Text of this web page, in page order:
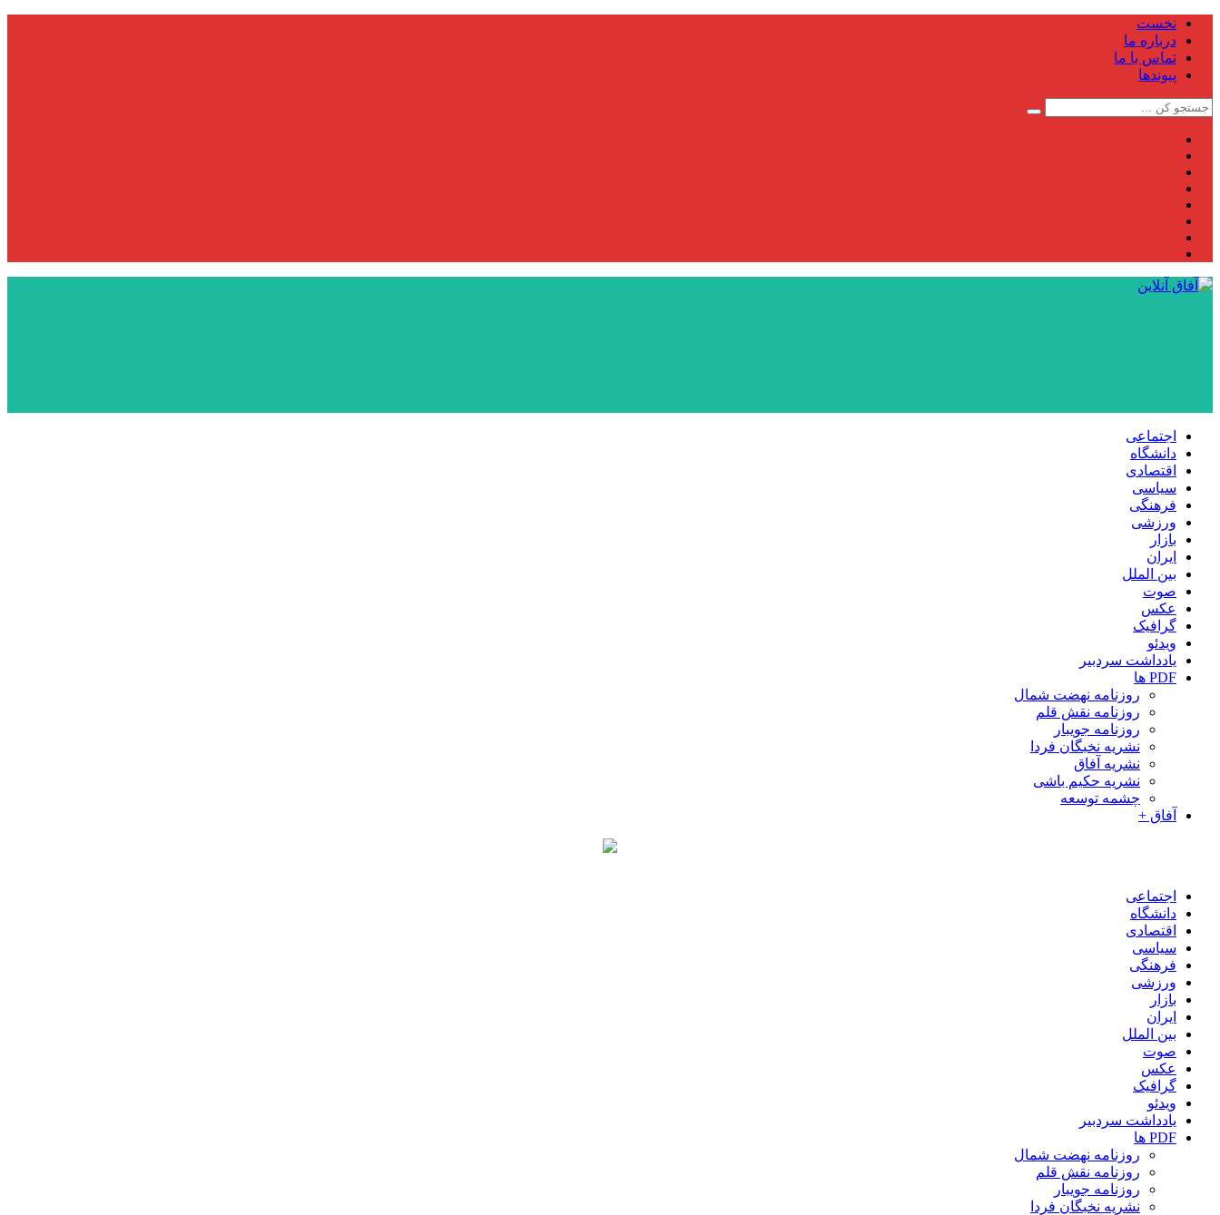
نخست
درباره ما
تماس با ما
پیوندها
اجتماعی
دانشگاه
اقتصادی
سیاسی
فرهنگی
ورزشی
بازار
ایران
بین الملل
صوت
عکس
گرافیک
ویدئو
یادداشت سردبیر
PDF ها
روزنامه نهضت شمال
روزنامه نقش قلم
روزنامه جویبار
نشریه نخبگان فردا
نشریه آفاق
نشریه حکیم باشی
چشمه توسعه
آفاق +
اجتماعی
دانشگاه
اقتصادی
سیاسی
فرهنگی
ورزشی
بازار
ایران
بین الملل
صوت
عکس
گرافیک
ویدئو
یادداشت سردبیر
PDF ها
روزنامه نهضت شمال
روزنامه نقش قلم
روزنامه جویبار
نشریه نخبگان فردا